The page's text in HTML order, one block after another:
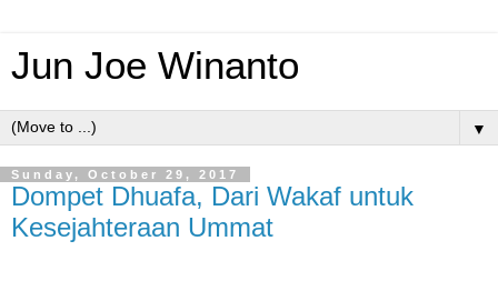
Jun Joe Winanto
▼
Sunday, October 29, 2017
Dompet Dhuafa, Dari Wakaf untuk
Kesejahteraan Ummat